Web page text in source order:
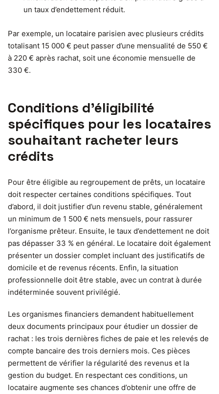
un taux d’endettement réduit.
Par exemple, un locataire parisien avec plusieurs crédits
totalisant 15 000 € peut passer d’une mensualité de 550 €
à 220 € après rachat, soit une économie mensuelle de
330 €.
Conditions d’éligibilité
spécifiques pour les locataires
souhaitant racheter leurs
crédits
Pour être éligible au regroupement de prêts, un locataire
doit respecter certaines conditions spécifiques. Tout
d’abord, il doit justifier d’un revenu stable, généralement
un minimum de 1 500 € nets mensuels, pour rassurer
l’organisme prêteur. Ensuite, le taux d’endettement ne doit
pas dépasser 33 % en général. Le locataire doit également
présenter un dossier complet incluant des justificatifs de
domicile et de revenus récents. Enfin, la situation
professionnelle doit être stable, avec un contrat à durée
indéterminée souvent privilégié.
Les organismes financiers demandent habituellement
deux documents principaux pour étudier un dossier de
rachat : les trois dernières fiches de paie et les relevés de
compte bancaire des trois derniers mois. Ces pièces
permettent de vérifier la régularité des revenus et la
gestion du budget. En respectant ces conditions, un
locataire augmente ses chances d’obtenir une offre de